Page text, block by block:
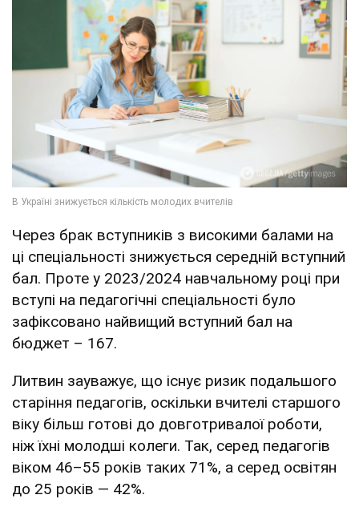
Через брак вступників з високими балами на
ці спеціальності знижується середній вступний
бал. Проте у 2023/2024 навчальному році при
вступі на педагогічні спеціальності було
зафіксовано найвищий вступний бал на
бюджет – 167.
Литвин зауважує, що існує ризик подальшого
старіння педагогів, оскільки вчителі старшого
віку більш готові до довготривалої роботи,
ніж їхні молодші колеги. Так, серед педагогів
віком 46–55 років таких 71%, а серед освітян
до 25 років — 42%.